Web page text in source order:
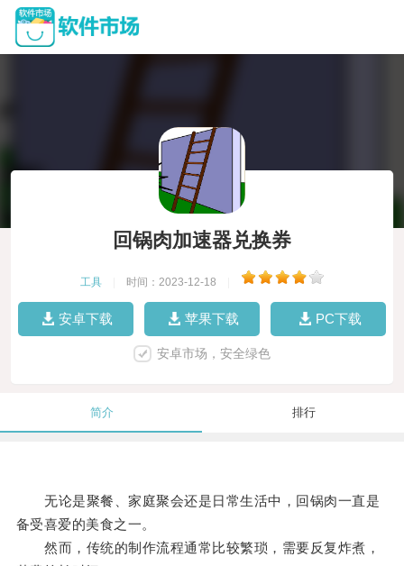
回锅肉加速器兑换券
工具 时间：2023-12-18
安卓下载 苹果下载 PC下载
安卓市场，安全绿色
简介 排行
无论是聚餐、家庭聚会还是日常生活中，回锅肉一直是
备受喜爱的美食之一。
然而，传统的制作流程通常比较繁琐，需要反复炸煮，